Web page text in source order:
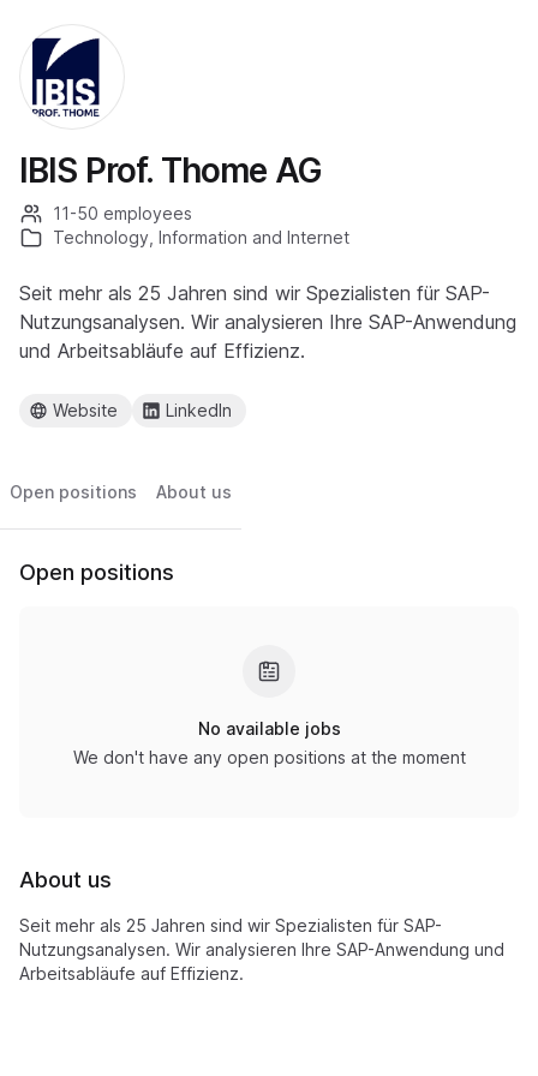
IBIS Prof. Thome AG
11-50 employees
Technology, Information and Internet
Seit mehr als 25 Jahren sind wir Spezialisten für SAP-
Nutzungsanalysen. Wir analysieren Ihre SAP-Anwendung
und Arbeitsabläufe auf Effizienz.
Website LinkedIn
Open positions About us
Open positions
No available jobs
We don't have any open positions at the moment
About us
Seit mehr als 25 Jahren sind wir Spezialisten für SAP-
Nutzungsanalysen. Wir analysieren Ihre SAP-Anwendung und
Arbeitsabläufe auf Effizienz.